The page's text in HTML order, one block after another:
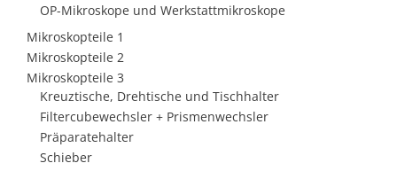
OP-Mikroskope und Werkstattmikroskope
Mikroskopteile 1
Mikroskopteile 2
Mikroskopteile 3
Kreuztische, Drehtische und Tischhalter
Filtercubewechsler + Prismenwechsler
Präparatehalter
Schieber